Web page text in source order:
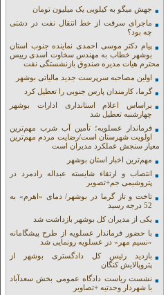
جهش میگو به کیلویی یک میلیون تومان
ماجرای سرقت از خط انتقال نفت در دشتی
چه بود؟
پیام دکتر موسی احمدی نماینده جنوب استان
بوشهر خطاب به مهندس سخاوت اسدی رییس
محترم هیات مدیره صندوق بازنشستگی نفت
اولین مصاحبه سرپرست جدید مالیاتی بوشهر
گرما، کارمندان پارس جنوبی را تعطیل کرد
براساس اعلام استانداری ادارات بوشهر
چهارشنبه تعطیل شد
فرماندار عسلویه؛ تأمین آب شرب مهم‌ترین
اولویت شهرستان است/رضایت مردم مهم‌ترین
معیار سنجش عملکرد مدیران است
مهم‌ترین اخبار استان بوشهر
انتصاب و ارتقاء شایسته عبداله رادمرد در
پتروشیمی جم+تصویر
تاخت و تاز گرما در بوشهر/ دمای «اهرم» به
52 درجه رسید
یکی از مدیران کل بوشهر بازداشت شد
با حضور فرماندار عسلویه از طرح پیشگامانه
«نسیم مهر» در عسلویه رونمایی شد
بازدید رئیس کل دادگستری بوشهر از
پتروپالایش کنگان
نشست ریاست دادگاه عمومی بخش سعدآباد
با شهردار وحدتیه +تصاویر